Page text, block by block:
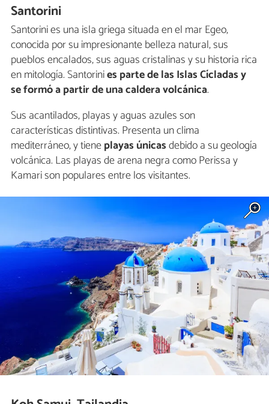
Santorini
Santorini es una isla griega situada en el mar Egeo,
conocida por su impresionante belleza natural, sus
pueblos encalados, sus aguas cristalinas y su historia rica
en mitología. Santorinies parte de las Islas Cícladas y
se formó a partir de una caldera volcánica.
Sus acantilados, playas y aguas azules son
características distintivas. Presenta un clima
mediterráneo, y tieneplayas únicasdebido a su geología
volcánica. Las playas de arena negra como Perissa y
Kamari son populares entre los visitantes.